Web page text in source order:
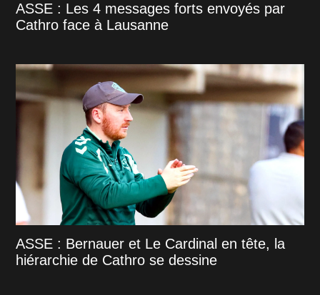
ASSE : Les 4 messages forts envoyés par
Cathro face à Lausanne
ASSE : Bernauer et Le Cardinal en tête, la
hiérarchie de Cathro se dessine